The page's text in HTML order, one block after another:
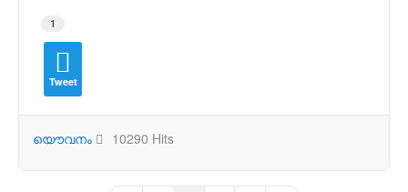
1
Tweet
യൌവനം 10290 Hits